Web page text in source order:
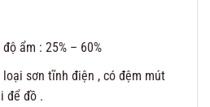
ẩm : 25% – 60%
sơn tĩnh điện , có đệm mút
để đồ .